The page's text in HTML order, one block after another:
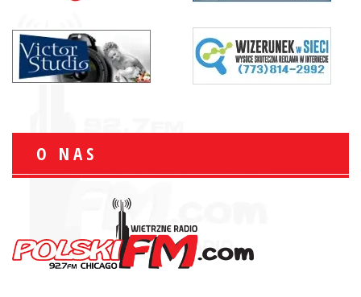
O NAS